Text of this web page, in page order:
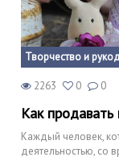
Творчество и
2263 0 0
Как
Каждый человек,
деятельностью, со